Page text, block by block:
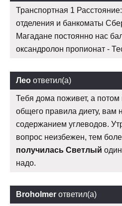
Транспортная 1
отделения и банкоматы
Магадане постоянно нас
оксандролон пропионат -
Лео ответил(а)
Тебя дома поживет, а
общего правила диету, вам
содержанием углеводов.
вопрос неизбежен, тем
получилась Светлый
надо.
Broholmer ответил(а)